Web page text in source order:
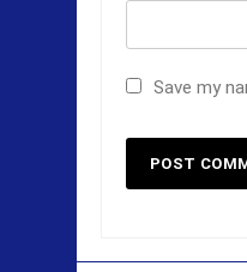
Save my